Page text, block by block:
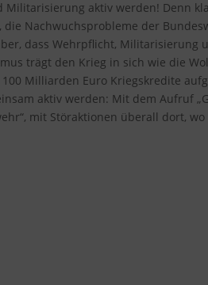
aktiv werden! Denn
Nachwuchsprobleme der
dass Wehrpflicht, Militarisierung
trägt den Krieg in sich wie die
Milliarden Euro Kriegskredite
aktiv werden: Mit dem Aufruf
mit Störaktionen überall dort,